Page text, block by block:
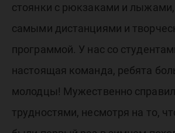
стоянки с рюкзаками и лыжами,
самыми дистанциями и
программой. У нас со
настоящая команда, ребята
молодцы! Мужественно
трудностями, несмотря на то,